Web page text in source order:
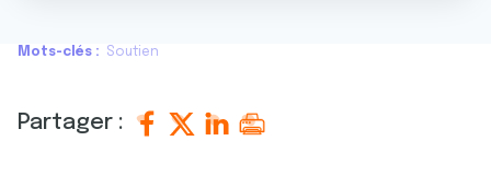
Mots-clés Soutien
Partager :